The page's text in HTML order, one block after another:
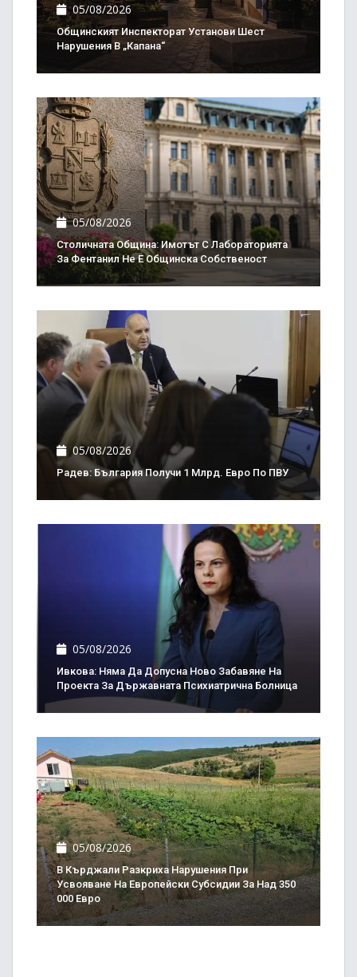
05/08/2026
Общинският Инспекторат Установи Шест
Нарушения В „Капана“
05/08/2026
Столичната Община: Имотът С Лабораторията
За Фентанил Не Е Общинска Собственост
05/08/2026
Радев: България Получи 1 Млрд. Евро По ПВУ
05/08/2026
Ивкова: Няма Да Допусна Ново Забавяне На
Проекта За Държавната Психиатрична Болница
05/08/2026
В Кърджали Разкриха Нарушения При
Усвояване На Европейски Субсидии За Над 350
000 Евро